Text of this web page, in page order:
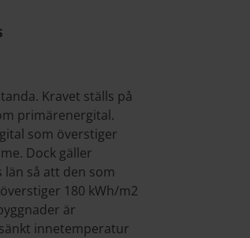
Kravet ställs på
primärenergital.
som överstiger
Dock gäller
så att den som
180 kWh/m2
är
innetemperatur